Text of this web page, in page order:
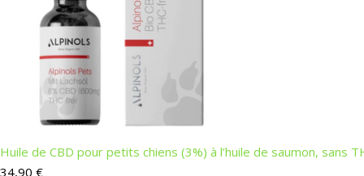
Huile de CBD pour petits chiens (3%) à l’huile de saumon, sans
34,90 €